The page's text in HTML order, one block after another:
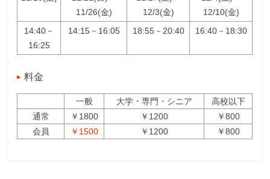
11/26(金)
12/3(金)
12/10(金)
14:40－
16:25
14:15－16:05 18:55－20:40 16:40－18:30
料金
一般 大学・専門・シニア
高校以下
通常
￥1800 ￥1200
￥800
会員
￥1500 ￥1200 ￥800